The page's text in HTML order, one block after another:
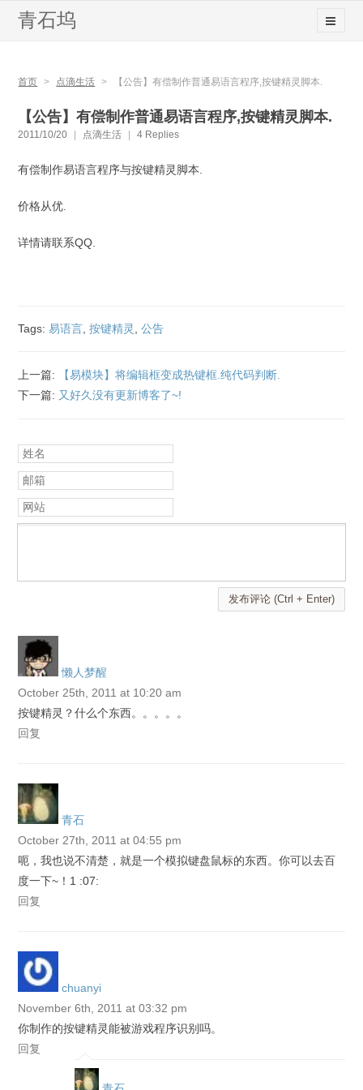
青石坞
首页 > 点滴生活 > 【公告】有偿制作普通易语言程序,按键精灵脚本.
【公告】有偿制作普通易语言程序,按键精灵脚本.
2011/10/20 点滴生活 4 Replies
有偿制作易语言程序与按键精灵脚本.
价格从优.
详情请联系QQ
Tags:易语言 ,按键精灵 ,公告
上一篇:
【易模块】将编辑框变成热键框.纯代码判断.
下一篇: 又好久没有更新博客了~!
姓名
邮箱
网站
发布评论 (Ctrl + Enter)
懒人梦醒
October 25th, 2011 at 10:20 am
按键精灵？什么个东西。。。。。
回复
青石
October 27th, 2011 at 04:55 pm
呃，我也说不清楚，就是一个模拟键盘鼠标的东西。你可以去百
度一下~！1 :07:
回复
chuanyi
November 6th, 2011 at 03:32 pm
你制作的按键精灵能被游戏程序识别吗。
回复